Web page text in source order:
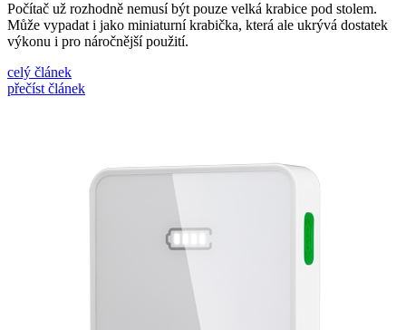
Počítač už rozhodně nemusí být pouze velká krabice pod stolem.
Může vypadat i jako miniaturní krabička, která ale ukrývá dostatek
výkonu i pro náročnější použití.
celý článek
přečíst článek